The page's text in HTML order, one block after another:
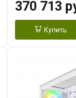
370 713
Купить